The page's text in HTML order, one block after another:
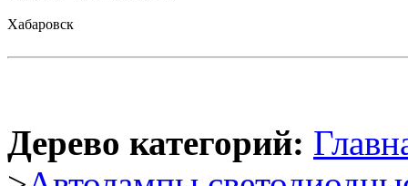
Хабаровск
Дерево категорий: